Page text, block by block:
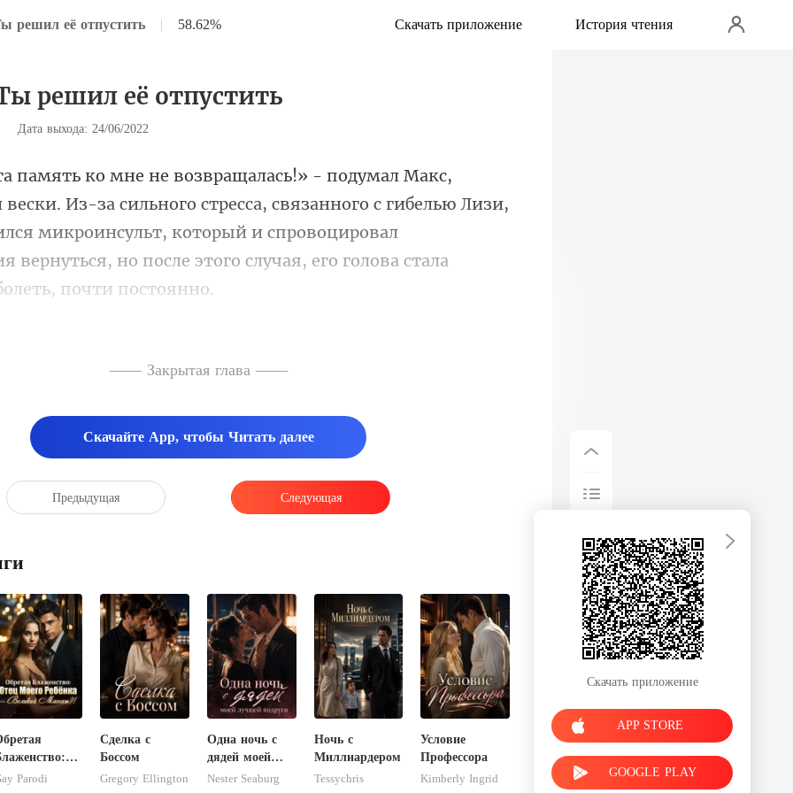
решил её отпустить | 58.62% Скачать приложение История чтения
решил её отпустить
Дата выхода: 24/06/2022
о стресса, связанного с гибелью Лизи,
микроинсульт, который и спровоцировал
—— Закрытая глава ——
Скачайте App, чтобы Читать далее
Предыдущая Следующая
Моего
Parodi
Сделка с
Боссом
Gregory Ellington
Одна ночь с
дядей моей
лучшей
Nester Seaburg
Ночь с
Миллиардером
Tessychris
Условие
Профессора
Kimberly Ingrid
Скачать приложение
APP STORE
GOOGLE PLAY